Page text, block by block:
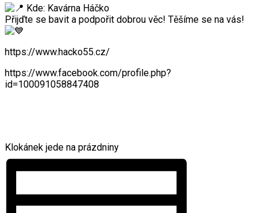
Kde: Kavárna Háčko
Přijďte se bavit a podpořit dobrou věc! Těšíme se na vás!
https://www.hacko55.cz/
https://www.facebook.com/profile.php?
id=100091058847408
Klokánek jede na prázdniny